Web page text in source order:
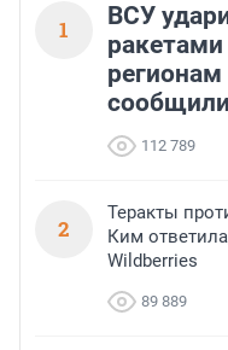
1
ВСУ
112 789
2
Теракты
Ким
Wildberries
89 889